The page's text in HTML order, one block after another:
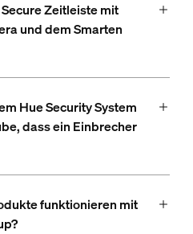
Zeitleiste mit
und dem Smarten
Hue Security System
dass ein Einbrecher
funktionieren mit